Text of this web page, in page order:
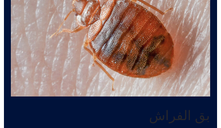
المنزل
بق الفراش